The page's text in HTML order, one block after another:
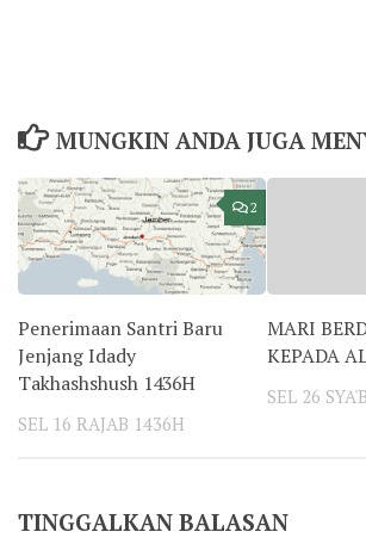
MUNGKIN ANDA JUGA
2
Penerimaan Santri Baru
Jenjang Idady
Takhashshush 1436H
SEL 16 RAJAB 1436H
MARI
KEPADA
SEL 26
TINGGALKAN BALASAN